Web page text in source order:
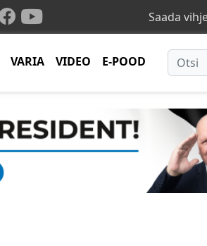
Saada
VARIA VIDEO E-POOD